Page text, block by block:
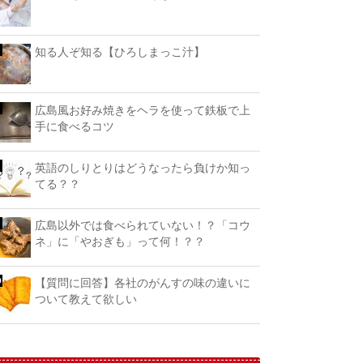
知る人ぞ知る【ひろしまっこ汁】
広島風お好み焼きをヘラを使って鉄板で上
手に食べるコツ
英語のしりとりはどうなったら負けか知っ
てる？？
広島以外では食べられていない！？「コウ
ネ」に「やおぎも」って何！？？
【質問に回答】各社のがんすの味の違いに
ついて教えて欲しい